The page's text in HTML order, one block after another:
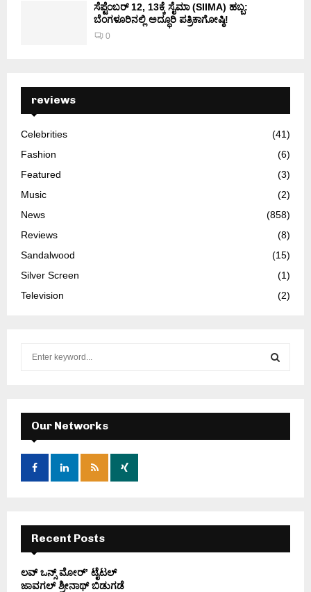
ಸೆಪ್ಟೆಂಬರ್ 12, 13ಕ್ಕೆ ಸೈಮಾ (SIIMA) ಹಬ್ಬ:
ಬೆಂಗಳೂರಿನಲ್ಲಿ ಅದ್ಧೂರಿ ಪತ್ರಿಕಾಗೋಷ್ಠಿ!
0
reviews
Celebrities
(41)
Fashion
(6)
Featured
(3)
Music
(2)
News
(858)
Reviews
(8)
Sandalwood
(15)
Silver Screen
(1)
Television
(2)
f
o
:
E
A
H
Our Networks
Recent Posts
ಲವ್ ಒನ್ಸ್ ಮೋರ್’ ಟೈಟಲ್
ಜಾವಗಲ್ ಶ್ರೀನಾಥ್ ಬಿಡುಗಡೆ